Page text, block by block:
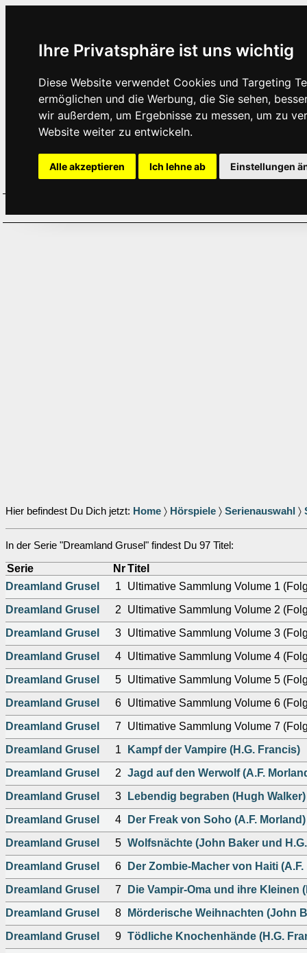
Ihre Privatsphäre ist uns wichtig
Diese Website verwendet Cookies und Targeting
ermöglichen und die Werbung, die Sie sehen,
wir außerdem, um Ergebnisse zu messen, um zu
Website weiter zu entwickeln.
Alle akzeptieren Ich lehne ab Einstellungen
Hier befindest Du Dich jetzt: Home 〉 Hörspiele 〉 Serienauswahl 〉
In der Serie "Dreamland Grusel" findest Du 97 Titel:
Serie NrTitel
Dreamland Grusel
1
Ultimative Sammlung Volume 1
Dreamland Grusel
2
Ultimative Sammlung Volume 2
Dreamland Grusel
3 Ultimative Sammlung Volume 3
Dreamland Grusel
4 Ultimative Sammlung Volume 4
Dreamland Grusel
5 Ultimative Sammlung Volume 5
Dreamland Grusel
6 Ultimative Sammlung Volume 6
Dreamland Grusel
7
Ultimative Sammlung Volume 7
Dreamland Grusel
1
Kampf der Vampire (H.G. Francis)
Dreamland Grusel
2 Jagd auf den Werwolf (A.F.
Dreamland Grusel
3
Lebendig begraben (Hugh Walker)
Dreamland Grusel
4
Der Freak von Soho (A.F. Morland)
Dreamland Grusel
5 Wolfsnächte (John Baker und
Dreamland Grusel
6
Der Zombie-Macher von Haiti
Dreamland Grusel
7
Die Vampir-Oma und ihre Kleinen
Dreamland Grusel
8
Mörderische Weihnachten (John
Dreamland Grusel
9 Tödliche Knochenhände (H.G.